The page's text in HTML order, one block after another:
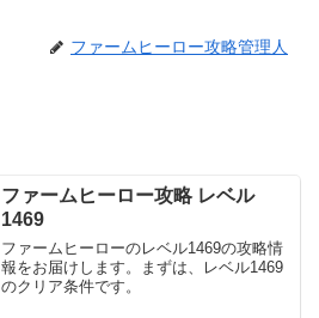
ファームヒーロー攻略管理人
ファームヒーロー攻略 レベル
1469
ファームヒーローのレベル1469の攻略情
報をお届けします。まずは、レベル1469
のクリア条件です。